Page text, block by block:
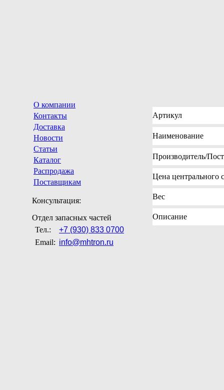
О компании
Контакты
Доставка
Новости
Статьи
Каталог
Распродажа
Поставщикам
Консультация:
Отдел запасных частей
Тел.:
+7 (930) 833 0700
Email: info@mhtron.ru
Артикул
Наименование
Производитель/
Цена центрального
Вес
Описание